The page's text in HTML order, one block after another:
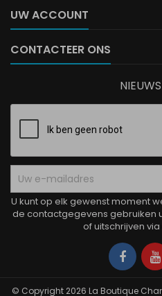
UW ACCOUNT
CONTACTEER ONS
U kunt op elk gewenst moment
de contactgegevens gebruiken
of uitschrijven
© Copyright 2026 La Boutique